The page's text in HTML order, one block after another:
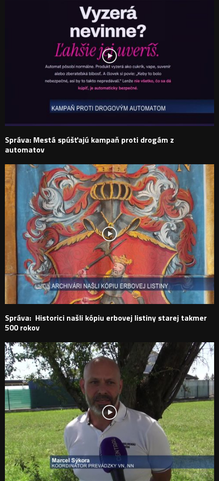
Správa: Mestá spúšťajú kampaň proti drogám z
automatov
Správa: Historici našli kópiu erbovej listiny starej takmer
500 rokov